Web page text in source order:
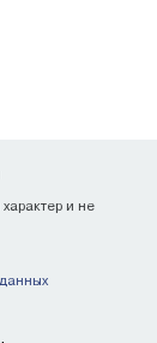
и не